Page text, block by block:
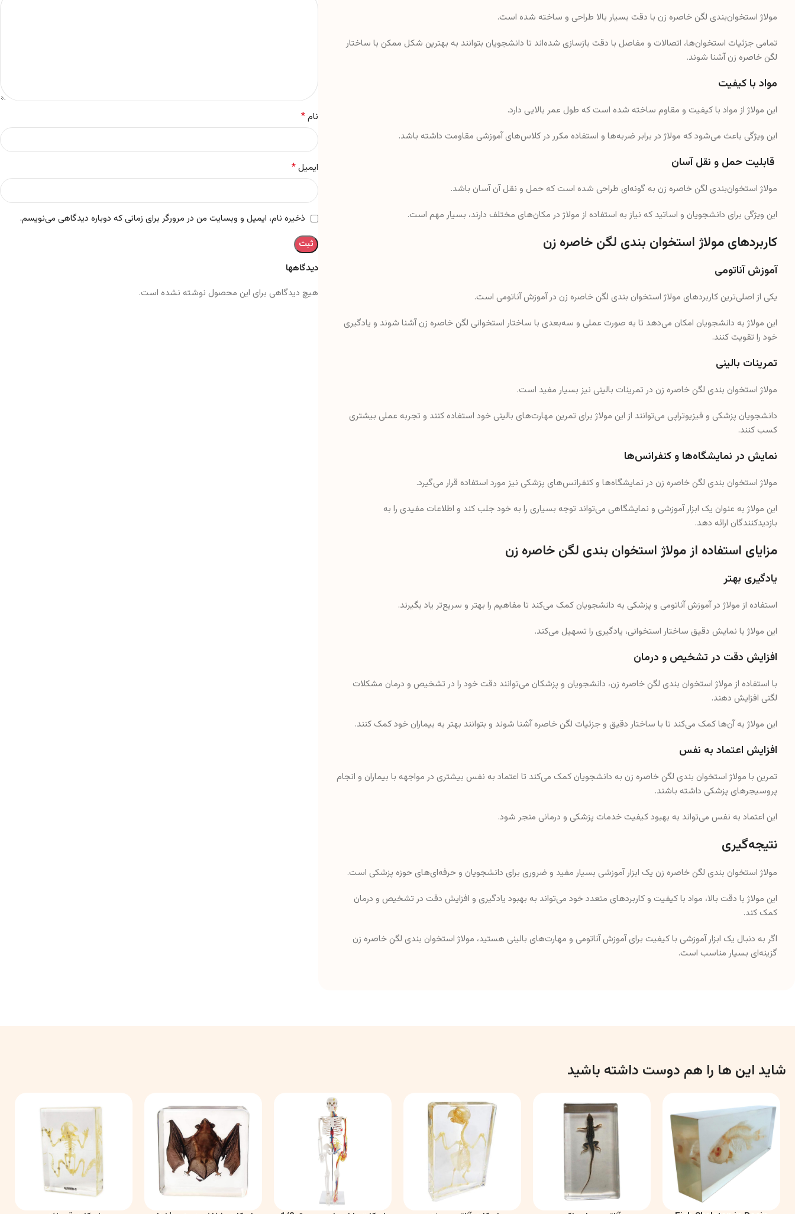
مولاژ استخوان‌بندی لگن خاصره زن با دقت بسیار بالا طراحی و ساخته شده است.
تمامی جزئیات استخوان‌ها، اتصالات و مفاصل با دقت بازسازی شده‌اند تا دانشجویان بتوانند به بهترین شکل ممکن با ساختار
لگن خاصره زن آشنا شوند.
مواد با کیفیت
این مولاژ از مواد با کیفیت و مقاوم ساخته شده است که طول عمر بالایی دارد.
این ویژگی باعث می‌شود که مولاژ در برابر ضربه‌ها و استفاده مکرر در کلاس‌های آموزشی مقاومت داشته باشد.
قابلیت حمل و نقل آسان
مولاژ استخوان‌بندی لگن خاصره زن به گونه‌ای طراحی شده است که حمل و نقل آن آسان باشد.
این ویژگی برای دانشجویان و اساتید که نیاز به استفاده از مولاژ در مکان‌های مختلف دارند، بسیار مهم است.
کاربردهای مولاژ استخوان‌ بندی لگن خاصره زن
آموزش آناتومی
یکی از اصلی‌ترین کاربردهای مولاژ استخوان‌ بندی لگن خاصره زن در آموزش آناتومی است.
این مولاژ به دانشجویان امکان می‌دهد تا به صورت عملی و سه‌بعدی با ساختار استخوانی لگن خاصره زن آشنا شوند و یادگیری
خود را تقویت کنند.
تمرینات بالینی
مولاژ استخوان‌ بندی لگن خاصره زن در تمرینات بالینی نیز بسیار مفید است.
دانشجویان پزشکی و فیزیوتراپی می‌توانند از این مولاژ برای تمرین مهارت‌های بالینی خود استفاده کنند و تجربه عملی بیشتری
کسب کنند.
نمایش در نمایشگاه‌ها و کنفرانس‌ها
مولاژ استخوان‌ بندی لگن خاصره زن در نمایشگاه‌ها و کنفرانس‌های پزشکی نیز مورد استفاده قرار می‌گیرد.
این مولاژ به عنوان یک ابزار آموزشی و نمایشگاهی می‌تواند توجه بسیاری را به خود جلب کند و اطلاعات مفیدی را به
بازدیدکنندگان ارائه دهد.
مزایای استفاده از مولاژ استخوان‌ بندی لگن خاصره زن
یادگیری بهتر
استفاده از مولاژ در آموزش آناتومی و پزشکی به دانشجویان کمک می‌کند تا مفاهیم را بهتر و سریع‌تر یاد بگیرند.
این مولاژ با نمایش دقیق ساختار استخوانی، یادگیری را تسهیل می‌کند.
افزایش دقت در تشخیص و درمان
با استفاده از مولاژ استخوان‌ بندی لگن خاصره زن، دانشجویان و پزشکان می‌توانند دقت خود را در تشخیص و درمان مشکلات
لگنی افزایش دهند.
این مولاژ به آن‌ها کمک می‌کند تا با ساختار دقیق و جزئیات لگن خاصره آشنا شوند و بتوانند بهتر به بیماران خود کمک کنند.
افزایش اعتماد به نفس
تمرین با مولاژ استخوان‌ بندی لگن خاصره زن به دانشجویان کمک می‌کند تا اعتماد به نفس بیشتری در مواجهه با بیماران و انجام
پروسیجرهای پزشکی داشته باشند.
این اعتماد به نفس می‌تواند به بهبود کیفیت خدمات پزشکی و درمانی منجر شود.
نتیجه‌گیری
مولاژ استخوان‌ بندی لگن خاصره زن یک ابزار آموزشی بسیار مفید و ضروری برای دانشجویان و حرفه‌ای‌های حوزه پزشکی است.
این مولاژ با دقت بالا، مواد با کیفیت و کاربردهای متعدد خود می‌تواند به بهبود یادگیری و افزایش دقت در تشخیص و درمان
کمک کند.
اگر به دنبال یک ابزار آموزشی با کیفیت برای آموزش آناتومی و مهارت‌های بالینی هستید، مولاژ استخوان‌ بندی لگن خاصره زن
گزینه‌ای بسیار مناسب است.
دیدگاهها
هیچ دیدگاهی برای این محصول نوشته نشده است.
نام*
ایمیل*
ذخیره نام، ایمیل و وبسایت من در مرورگر برای زمانی که دوباره دیدگاهی می‌نویسم.
شاید این ها را هم دوست داشته باشید